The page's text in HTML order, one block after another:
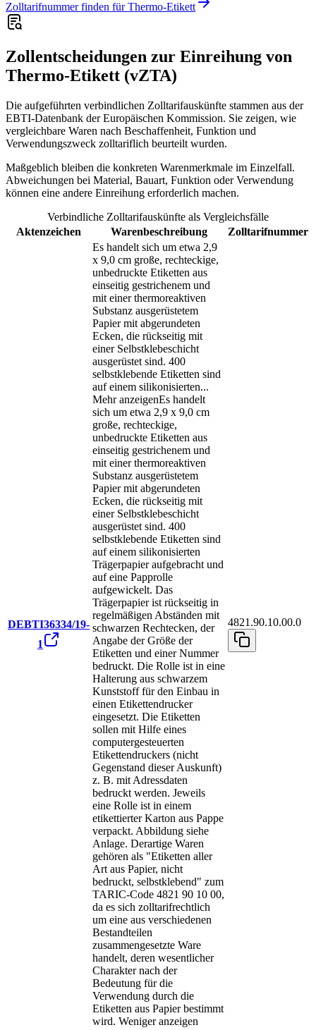
Zolltarifnummer finden für Thermo-Etikett
Zollentscheidungen zur Einreihung von
Thermo-Etikett (vZTA)
Die aufgeführten verbindlichen Zolltarifauskünfte stammen aus der
EBTI-Datenbank der Europäischen Kommission. Sie zeigen, wie
vergleichbare Waren nach Beschaffenheit, Funktion und
Verwendungszweck zolltariflich beurteilt wurden.
Maßgeblich bleiben die konkreten Warenmerkmale im Einzelfall.
Abweichungen bei Material, Bauart, Funktion oder Verwendung
können eine andere Einreihung erforderlich machen.
Verbindliche Zolltarifauskünfte als Vergleichsfälle
Aktenzeichen
Warenbeschreibung Zolltarifnummer
DEBTI36334/19-
1
Es handelt sich um etwa 2,9
x 9,0 cm große, rechteckige,
unbedruckte Etiketten aus
einseitig gestrichenem und
mit einer thermoreaktiven
Substanz ausgerüstetem
Papier mit abgerundeten
Ecken, die rückseitig mit
einer Selbstklebeschicht
ausgerüstet sind. 400
selbstklebende Etiketten sind
auf einem silikonisierten...
Mehr anzeigenEs handelt
sich um etwa 2,9 x 9,0 cm
große, rechteckige,
unbedruckte Etiketten aus
einseitig gestrichenem und
mit einer thermoreaktiven
Substanz ausgerüstetem
Papier mit abgerundeten
Ecken, die rückseitig mit
einer Selbstklebeschicht
ausgerüstet sind. 400
selbstklebende Etiketten sind
auf einem silikonisierten
Trägerpapier aufgebracht und
auf eine Papprolle
aufgewickelt. Das
Trägerpapier ist rückseitig in
regelmäßigen Abständen mit
schwarzen Rechtecken, der
Angabe der Größe der
Etiketten und einer Nummer
bedruckt. Die Rolle ist in eine
Halterung aus schwarzem
Kunststoff für den Einbau in
einen Etikettendrucker
eingesetzt. Die Etiketten
sollen mit Hilfe eines
computergesteuerten
Etikettendruckers (nicht
Gegenstand dieser Auskunft)
z. B. mit Adressdaten
bedruckt werden. Jeweils
eine Rolle ist in einem
etikettierter Karton aus Pappe
verpackt. Abbildung siehe
Anlage. Derartige Waren
gehören als "Etiketten aller
Art aus Papier, nicht
bedruckt, selbstklebend" zum
TARIC-Code 4821 90 10 00,
da es sich zolltarifrechtlich
um eine aus verschiedenen
Bestandteilen
zusammengesetzte Ware
handelt, deren wesentlicher
Charakter nach der
Bedeutung für die
Verwendung durch die
Etiketten aus Papier bestimmt
wird. Weniger anzeigen
4821.90.10.00.0